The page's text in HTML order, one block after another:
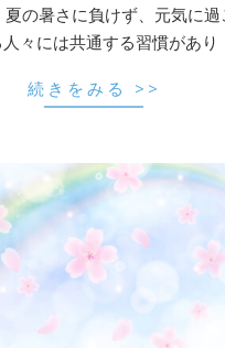
の暑さに負けず、元気に過
々には共通する習慣があり
続きをみる >>